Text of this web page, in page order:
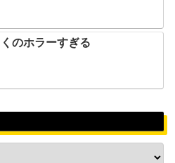
のホラーすぎる